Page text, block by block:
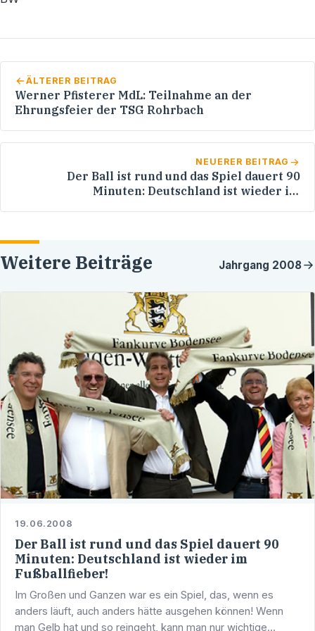
ÄLTERER BEITRAG
Werner Pfisterer MdL: Teilnahme an der
Ehrungsfeier der TSG Rohrbach
NEUERER BEITRAG
Der Ball ist rund und das Spiel dauert 90
Minuten: Deutschland ist wieder im
Weitere Beiträge Jahrgang 2008
19.06.2008
Der Ball ist rund und das Spiel dauert 90
Minuten: Deutschland ist wieder im
Fußballfieber!
Im Großen und Ganzen war es ein Spiel, das, wenn es
anders läuft, auch anders hätte ausgehen können! Wenn
man Gelb hat und so reingeht, kann man nur wichtige